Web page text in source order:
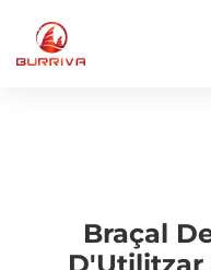
Braçal